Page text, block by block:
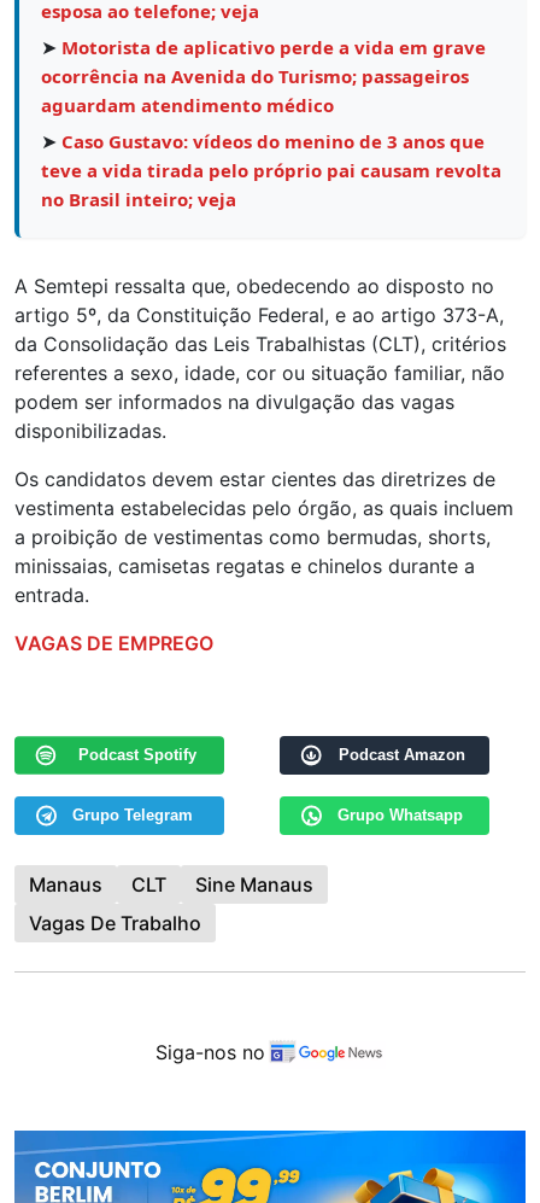
esposa ao telefone; veja
➤ Motorista de aplicativo perde a vida em grave
ocorrência na Avenida do Turismo; passageiros
aguardam atendimento médico
➤ Caso Gustavo: vídeos do menino de 3 anos que
teve a vida tirada pelo próprio pai causam revolta
no Brasil inteiro; veja
A Semtepi ressalta que, obedecendo ao disposto no
artigo 5º, da Constituição Federal, e ao artigo 373-A,
da Consolidação das Leis Trabalhistas (CLT), critérios
referentes a sexo, idade, cor ou situação familiar, não
podem ser informados na divulgação das vagas
disponibilizadas.
Os candidatos devem estar cientes das diretrizes de
vestimenta estabelecidas pelo órgão, as quais incluem
a proibição de vestimentas como bermudas, shorts,
minissaias, camisetas regatas e chinelos durante a
entrada.
VAGAS DE EMPREGO
Podcast Spotify Podcast Amazon
Grupo Telegram Grupo Whatsapp
Manaus CLT
Sine Manaus
Vagas De Trabalho
Siga-nos no